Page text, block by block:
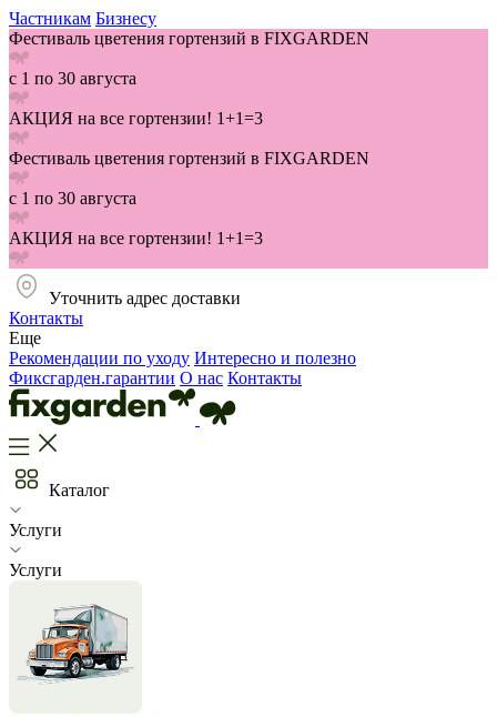
Частникам Бизнесу
Фестиваль цветения гортензий в FIXGARDEN
с 1 по 30 августа
АКЦИЯ на все гортензии! 1+1=3
Фестиваль цветения гортензий в FIXGARDEN
с 1 по 30 августа
АКЦИЯ на все гортензии! 1+1=3
Уточнить адрес доставки
Контакты
Еще
Рекомендации по уходу Интересно и полезно
Фиксгарден.гарантии О нас Контакты
Каталог
Услуги
Услуги